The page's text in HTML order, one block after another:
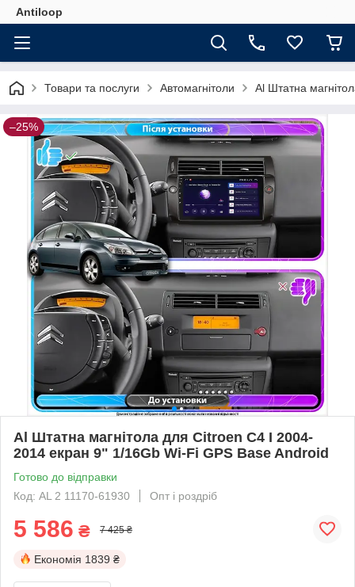
Antiloop
Товари та послуги Автомагнітоли Al Штатна
–25%
Al Штатна магнітола для Citroen C4 I 2004-
2014 екран 9" 1/16Gb Wi-Fi GPS Base Android
Готово до відправки
Код: AL 2 11170-61930
Опт і роздріб
5 586 ₴ 7 425 ₴
Економія 1839 ₴